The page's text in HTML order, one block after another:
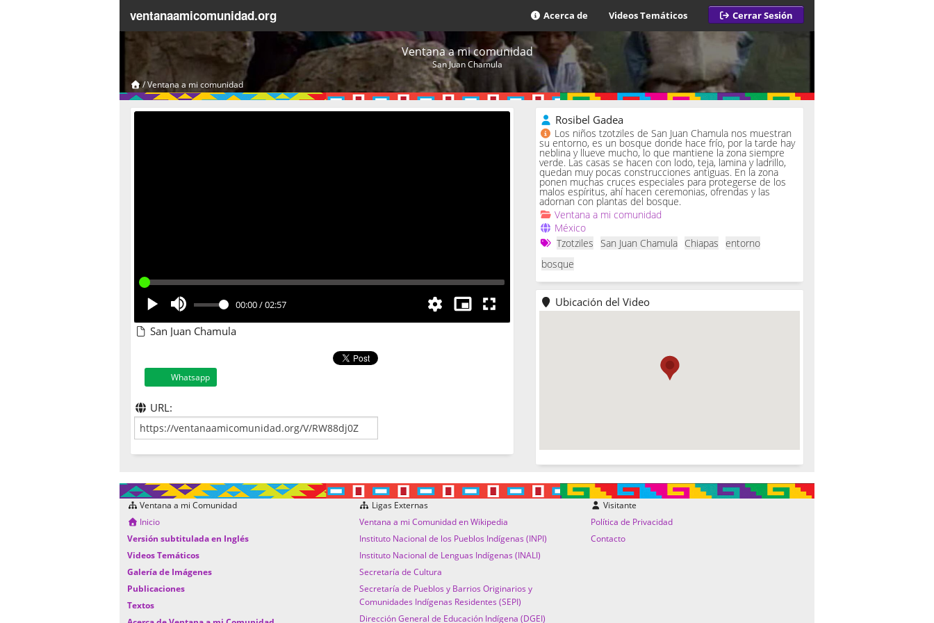
ventanaamicomunidad.org Acerca de Videos Temáticos Cerrar Sesión
Ventana a mi comunidad
San Juan Chamula
/Ventana a mi comunidad
00:00/02:57
San Juan Chamula
Whatsapp
URL:
Rosibel Gadea
Los niños tzotziles de San Juan Chamula nos muestran
su entorno, es un bosque donde hace frío, por la tarde hay
neblina y llueve mucho, lo que mantiene la zona siempre
verde. Las casas se hacen con lodo, teja, lamina y ladrillo,
quedan muy pocas construcciones antiguas. En la zona
ponen muchas cruces especiales para protegerse de los
malos espíritus, ahí hacen ceremonias, ofrendas y las
adornan con plantas del bosque.
Ventana a mi comunidad
México
Tzotziles San Juan Chamula Chiapas entorno
bosque
Ubicación del Video
Ventana a mi Comunidad
Inicio
Versión subtitulada en Inglés
Videos Temáticos
Galería de Imágenes
Publicaciones
Textos
Ligas Externas
Ventana a mi Comunidad en Wikipedia
Instituto Nacional de los Pueblos Indígenas (INPI)
Instituto Nacional de Lenguas Indígenas (INALI)
Secretaría de Cultura
Secretaría de Pueblos y Barrios Originarios y
Comunidades Indígenas Residentes (SEPI)
Dirección General de Educación Indígena (DGEI)
Visitante
Política de Privacidad
Contacto